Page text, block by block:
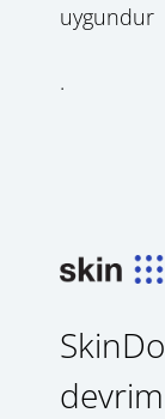
uygundur
.